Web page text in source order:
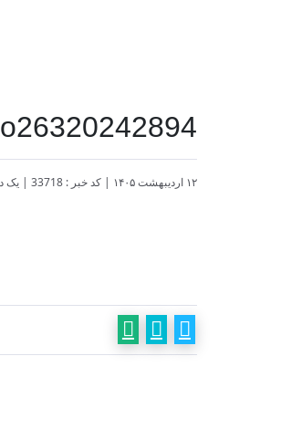
۱۲ اردیبهشت ۱۴۰۵ |کد خبر : 33718 |یک